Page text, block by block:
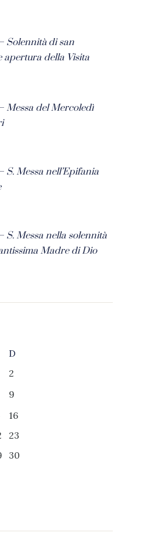
Solennità di san
apertura della Visita
Messa del Mercoledì
S. Messa nell’Epifania
S. Messa nella solennità
Madre di Dio
D
2
9
16
23
30